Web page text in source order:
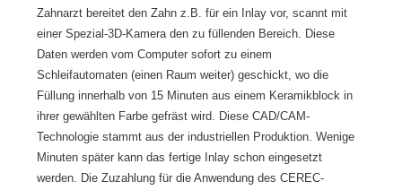
Zahnarzt bereitet den Zahn z.B. für ein Inlay vor, scannt mit
einer Spezial-3D-Kamera den zu füllenden Bereich. Diese
Daten werden vom Computer sofort zu einem
Schleifautomaten (einen Raum weiter) geschickt, wo die
Füllung innerhalb von 15 Minuten aus einem Keramikblock in
ihrer gewählten Farbe gefräst wird. Diese CAD/CAM-
Technologie stammt aus der industriellen Produktion. Wenige
Minuten später kann das fertige Inlay schon eingesetzt
werden. Die Zuzahlung für die Anwendung des CEREC-